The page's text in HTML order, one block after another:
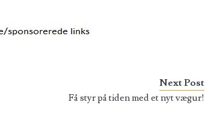
Next Post
Få styr på tiden med et nyt vægur!